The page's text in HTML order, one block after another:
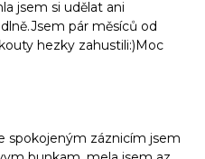
jsem si udělat ani
pár měsíců od
hezky zahustili:)Moc
spokojeným záznicím jsem